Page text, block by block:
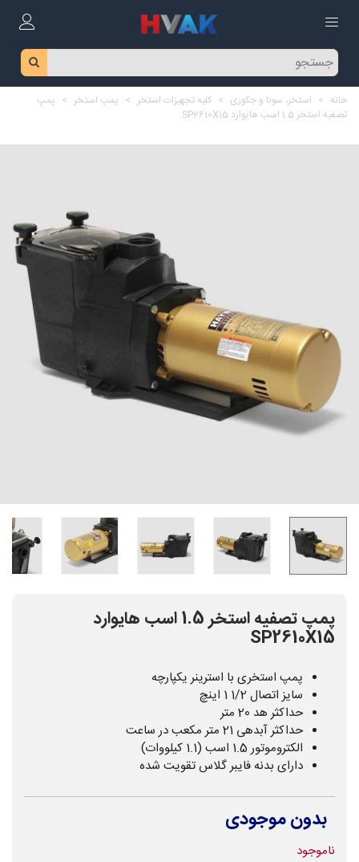
خانه > استخر، سونا و جکوزی > کلیه تجهیزات استخر > پمپ استخر > پمپ
تصفیه استخر 1.5 اسب هایوارد SP2610X15
پمپ تصفیه استخر 1.5 اسب هایوارد
SP2610X15
پمپ استخری با استرینر یکپارچه
سایز اتصال 1/2 1 اینچ
حداکثر هد 20 متر
حداکثر آبدهی 21 متر مکعب در ساعت
الکتروموتور 1.5 اسب (1.1 کیلووات)
دارای بدنه فایبر گلاس تقویت شده
بدون موجودی
ناموجود